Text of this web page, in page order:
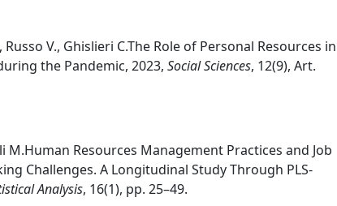
V., Ghislieri C.The Role of Personal Resources in
the Pandemic, 2023, Social Sciences, 12(9), Art.
M.Human Resources Management Practices and Job
Challenges. A Longitudinal Study Through PLS-
Analysis, 16(1), pp. 25–49.